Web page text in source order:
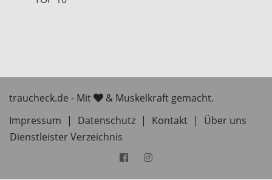
traucheck.de - Mit
& Muskelkraft gemacht.
Impressum
| Datenschutz | Kontakt |
Über uns
Dienstleister Verzeichnis